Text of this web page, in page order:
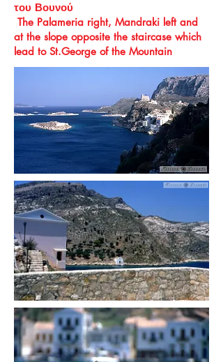
του Βουνού
The Palameria right, Mandraki left and
at the slope opposite the staircase which
lead to St.George of the Mountain